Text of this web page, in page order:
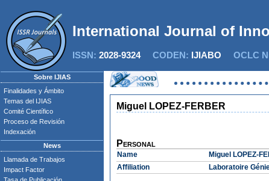
International Journal of
ISSN: 2028-9324CODEN: IJIABO OCLC
Sobre IJIAS
Finalidades y Ámbito
Temas del IJIAS
Comité Científico
Proceso de Revisión
Indexación
News
Llamada de Trabajos
Impact Factor
Miguel LOPEZ-FERBER
Personal
Name
Miguel LOPEZ-
Affiliation
Laboratoire